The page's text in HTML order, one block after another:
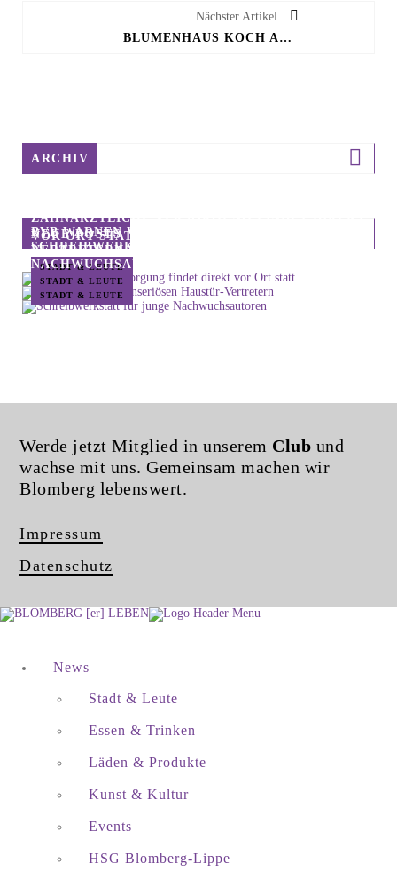
Nächster Artikel
BLUMENHAUS KOCH AB 1. JULI MIT NEUEM INHABER
ARCHIV
NEUE POSTS
ZAHNÄRZTLICHE VERSORGUNG FINDET DIREKT
VOR ORT STATT
STADT & LEUTE
BVB WARNEN VOR UNSERIÖSEN HAUSTÜR-
VERTRETERN
STADT & LEUTE
SCHREIBWERKSTATT FÜR JUNGE
NACHWUCHSAUTOREN
STADT & LEUTE
Werde jetzt Mitglied in unserem Club und
wachse mit uns. Gemeinsam machen wir
Blomberg lebenswert.
Impressum
Datenschutz
News
Stadt & Leute
Essen & Trinken
Läden & Produkte
Kunst & Kultur
Events
HSG Blomberg-Lippe